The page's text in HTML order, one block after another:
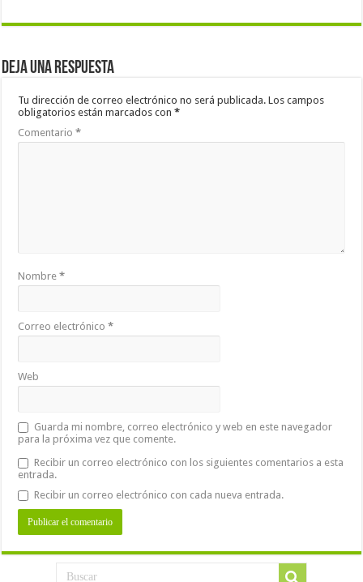
Deja una respuesta
Tu dirección de correo electrónico no será publicada. Los campos
obligatorios están marcados con*
Comentario*
Nombre*
Correo electrónico*
Web
Guarda mi nombre, correo electrónico y web en este navegador
para la próxima vez que comente.
Recibir un correo electrónico con los siguientes comentarios a esta
entrada.
Recibir un correo electrónico con cada nueva entrada.